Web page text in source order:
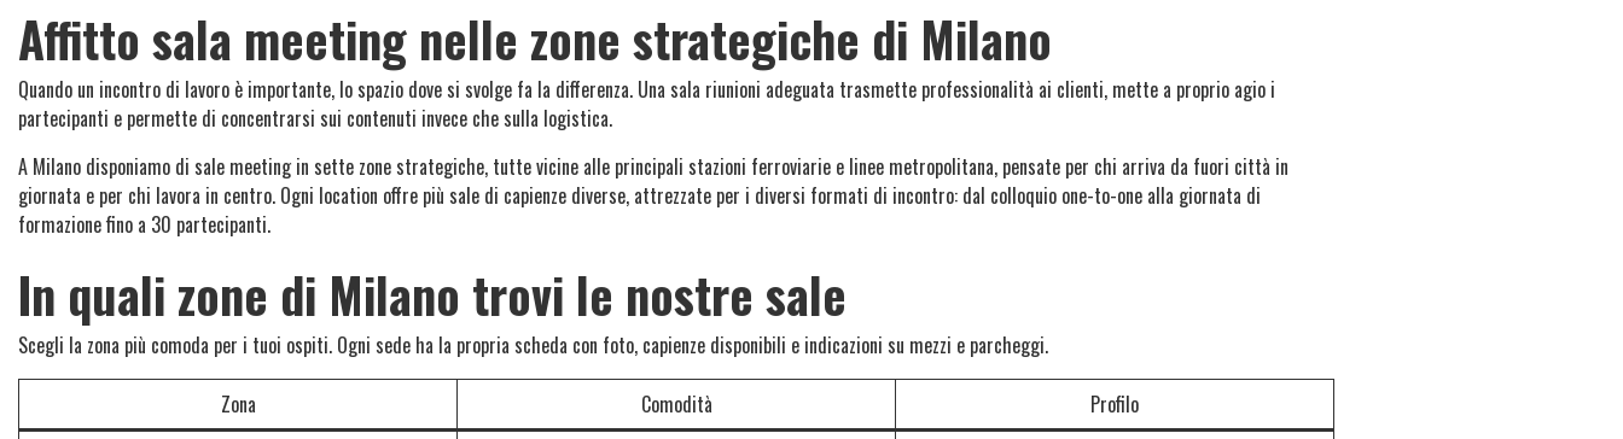
Affitto sala meeting nelle zone strategiche di Milano
Quando un incontro di lavoro è importante, lo spazio dove si svolge fa la differenza. Una sala riunioni adeguata trasmette professionalità ai clienti, mette a proprio agio i
partecipanti e permette di concentrarsi sui contenuti invece che sulla logistica.
A Milano disponiamo di sale meeting in sette zone strategiche, tutte vicine alle principali stazioni ferroviarie e linee metropolitana, pensate per chi arriva da fuori città in
giornata e per chi lavora in centro. Ogni location offre più sale di capienze diverse, attrezzate per i diversi formati di incontro: dal colloquio one-to-one alla giornata di
formazione fino a 30 partecipanti.
In quali zone di Milano trovi le nostre sale
Scegli la zona più comoda per i tuoi ospiti. Ogni sede ha la propria scheda con foto, capienze disponibili e indicazioni su mezzi e parcheggi.
Zona Comodità
Profilo